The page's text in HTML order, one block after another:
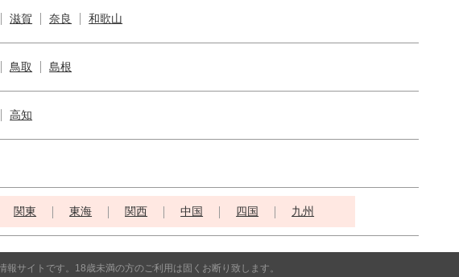
滋賀 奈良 和歌山
鳥取 島根
高知
関東 東海 関西 中国 四国 九州
報サイトです。18歳未満の方のご利用は固くお断り致します。